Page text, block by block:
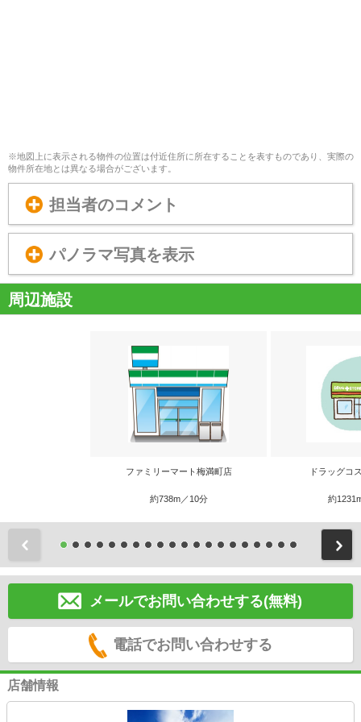
※地図上に表示される物件の位置は付近住所に所在することを表すものであり、実際の
物件所在地とは異なる場合がございます。
担当者のコメント
パノラマ写真を表示
周辺施設
ファミリーマート梅満町店
約738m／10分
ドラッグコ
約
メールでお問い合わせする(無料)
電話でお問い合わせする
店舗情報